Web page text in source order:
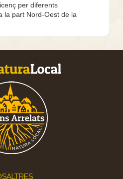
per diferents
la part Nord-Oest de la